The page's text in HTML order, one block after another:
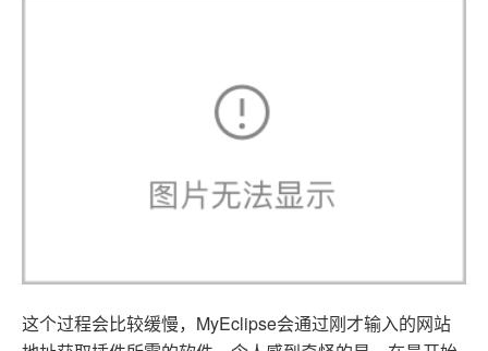
这个过程会比较缓慢，MyEclipse会通过刚才输入的网站